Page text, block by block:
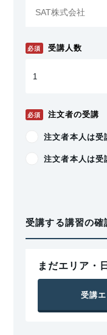
必須 受講人数
必須
注文者の受講
注文者本人は受
注文者本人は受
受講する講習の
まだエリア・
受講